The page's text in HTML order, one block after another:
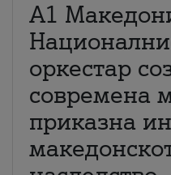
А1
оркестар
современа
приказна